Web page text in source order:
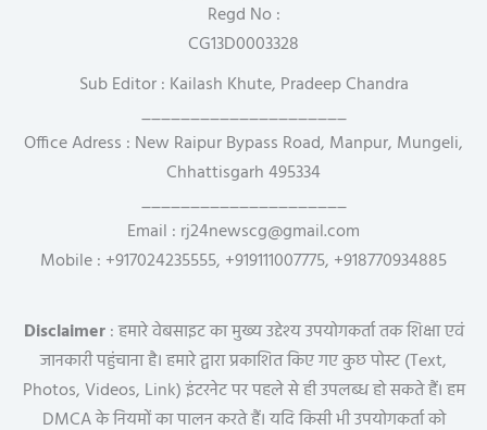
Regd No :
CG13D0003328
Sub Editor : Kailash Khute, Pradeep Chandra
_____________________
Office Adress : New Raipur Bypass Road, Manpur, Mungeli,
Chhattisgarh 495334
_____________________
Email : rj24newscg@gmail.com
Mobile : +917024235555, +919111007775, +918770934885
Disclaimer: हमारे वेबसाइट का मुख्य उद्देश्य उपयोगकर्ता तक शिक्षा एवं
जानकारी पहुंचाना है। हमारे द्वारा प्रकाशित किए गए कुछ पोस्ट (Text,
Photos, Videos, Link) इंटरनेट पर पहले से ही उपलब्ध हो सकते हैं। हम
DMCA के नियमों का पालन करते हैं। यदि किसी भी उपयोगकर्ता को